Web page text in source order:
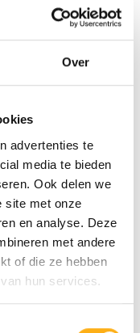
Over
advertenties te
media te bieden
Ook delen we
site met onze
en analyse. Deze
met andere
of die ze hebben
hun services.
WOOD/
STEEL
€1.999,00
€1.899,00
€1.349,00
€2.399,00